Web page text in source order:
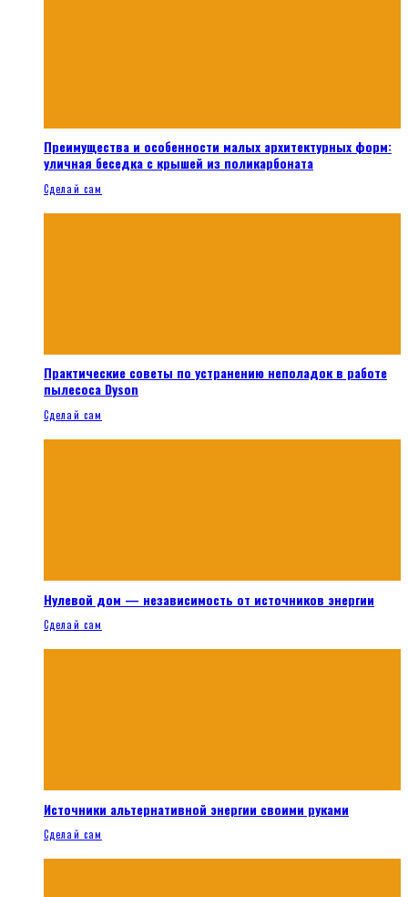
Преимущества и особенности малых архитектурных форм:
уличная беседка с крышей из поликарбоната
Сделай сам
Практические советы по устранению неполадок в работе
пылесоса Dyson
Сделай сам
Нулевой дом — независимость от источников энергии
Сделай сам
Источники альтернативной энергии своими руками
Сделай сам